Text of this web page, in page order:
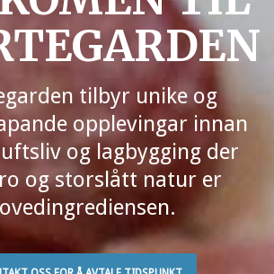
tilbyr unike og
opplevingar innan
og lagbygging der
og storslått natur er